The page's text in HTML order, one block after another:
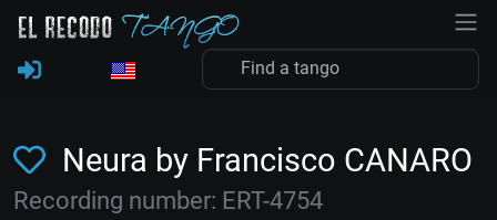
Neura by Francisco CANARO
Recording number: ERT-4754